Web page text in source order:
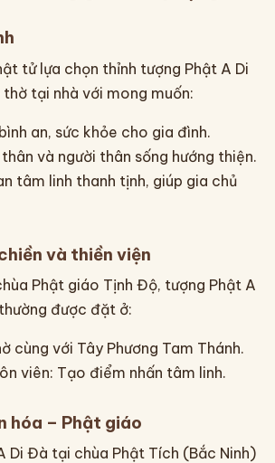
tử lựa chọn thỉnh tượng Phật A Di
tại nhà với mong muốn:
an, sức khỏe cho gia đình.
và người thân sống hướng thiện.
tâm linh thanh tịnh, giúp gia chủ
và thiền viện
Phật giáo Tịnh Độ, tượng Phật A
được đặt ở:
cùng với Tây Phương Tam Thánh.
viên: Tạo điểm nhấn tâm linh.
hóa – Phật giáo
Di Đà tại chùa Phật Tích (Bắc Ninh)